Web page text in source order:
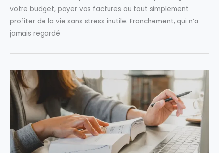
votre budget, payer vos factures ou tout simplement
profiter de la vie sans stress inutile. Franchement, qui n’a
jamais regardé